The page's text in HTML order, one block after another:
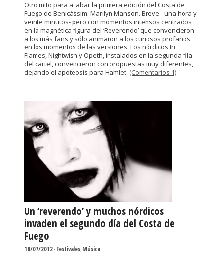
Otro mito para acabar la primera edición del Costa de
Fuego de Benicàssim: Marilyn Manson. Breve –una hora y
veinte minutos- pero con momentos intensos centrados
en la magnética figura del ‘Reverendo’ que convencieron
a los más fans y sólo animaron a los curiosos profanos
en los momentos de las versiones. Los nórdicos In
Flames, Nightwish y Opeth, instalados en la segunda fila
del cartel, convencieron con propuestas muy diferentes,
dejando el apoteosis para Hamlet. (Comentarios 1)
Un ‘reverendo’ y muchos nórdicos
invaden el segundo día del Costa de
Fuego
18/07/2012-Festivales,Música